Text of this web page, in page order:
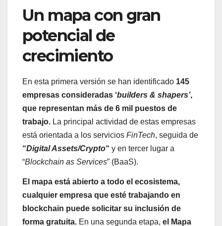
Un mapa con gran
potencial de
crecimiento
En esta primera versión se han identificado 145
empresas consideradas ‘builders & shapers’,
que representan más de 6 mil puestos de
trabajo. La principal actividad de estas empresas
está orientada a los servicios FinTech, seguida de
“Digital Assets/Crypto“ y en tercer lugar a
“Blockchain as Services” (BaaS).
El mapa está abierto a todo el ecosistema,
cualquier empresa que esté trabajando en
blockchain puede solicitar su inclusión de
forma gratuita. En una segunda etapa, el Mapa